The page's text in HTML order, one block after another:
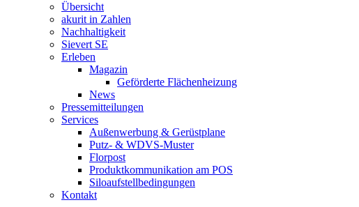
Übersicht
akurit in Zahlen
Nachhaltigkeit
Sievert SE
Erleben
Magazin
Geförderte Flächenheizung
News
Pressemitteilungen
Services
Außenwerbung & Gerüstplane
Putz- & WDVS-Muster
Florpost
Produktkommunikation am POS
Siloaufstellbedingungen
Kontakt